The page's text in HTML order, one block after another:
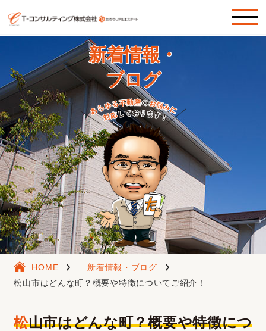
新着情報・
ブログ
HOME
新着情報・ブログ
松山市はどんな町？概要や特徴についてご紹介！
松山市はどんな町？概要や特徴につ